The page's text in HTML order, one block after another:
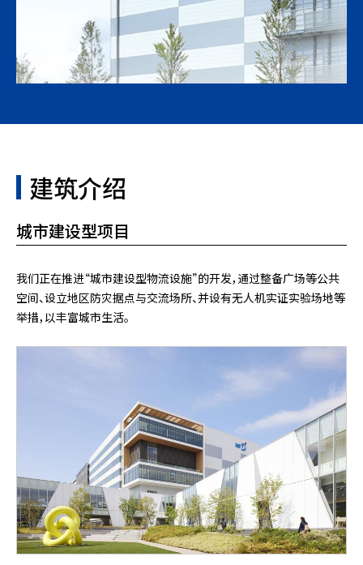
建筑介绍
城市建设型项目
我们正在推进“城市建设型物流设施”的开发，通过整备广场等公共
空间、设立地区防灾据点与交流场所、并设有无人机实证实验场地等
举措，以丰富城市生活。